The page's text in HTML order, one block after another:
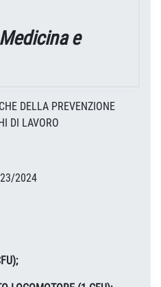
e
DELLA PREVENZIONE
DI LAVORO
2024